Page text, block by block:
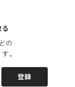
の
。
登録